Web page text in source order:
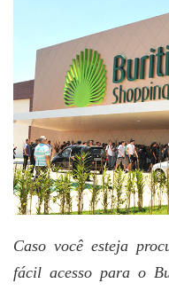
Caso você esteja
fácil acesso para o